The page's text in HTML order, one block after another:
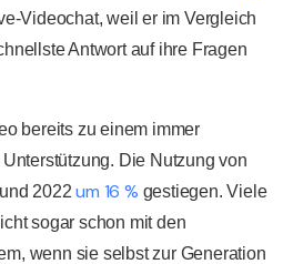
Videochat, weil er im Vergleich
Antwort auf ihre Fragen
bereits zu einem immer
Die Nutzung von
2022um 16 % gestiegen. Viele
sogar schon mit den
wenn sie selbst zur Generation